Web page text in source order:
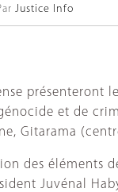
Justice Info
présenteront
et de
Gitarama
des éléments
Juvénal